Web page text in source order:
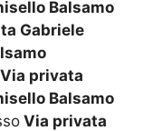
Balsamo
Gabriele
Via privata
Balsamo
Via privata